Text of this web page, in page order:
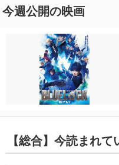
今週公開の映画
【総合】今読まれて